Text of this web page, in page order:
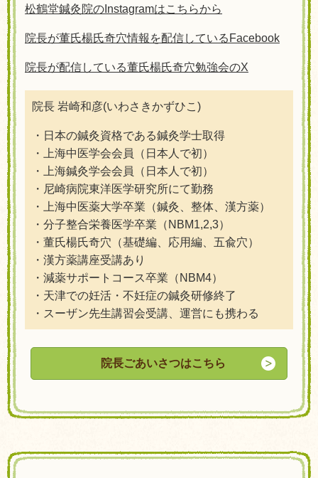
松鶴堂鍼灸院のInstagramはこちらから
院長が董氏楊氏奇穴情報を配信しているFacebook
院長が配信している董氏楊氏奇穴勉強会のX
院長 岩崎和彦(いわさきかずひこ)
・日本の鍼灸資格である鍼灸学士取得
・上海中医学会会員（日本人で初）
・上海鍼灸学会会員（日本人で初）
・尼崎病院東洋医学研究所にて勤務
・上海中医薬大学卒業（鍼灸、整体、漢方薬）
・分子整合栄養医学卒業（NBM1,2,3）
・董氏楊氏奇穴（基礎編、応用編、五兪穴）
・漢方薬講座受講あり
・減薬サポートコース卒業（NBM4）
・天津での妊活・不妊症の鍼灸研修終了
・スーザン先生講習会受講、運営にも携わる
院長ごあいさつはこちら